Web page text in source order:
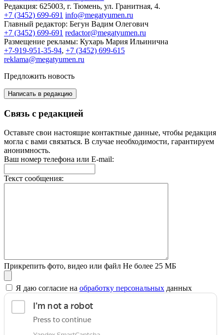
Редакция: 625003, г. Тюмень, ул. Гранитная, 4.
+7 (3452) 699-691 info@megatyumen.ru
Главный редактор: Бегун Вадим Олегович
+7 (3452) 699-691 redactor@megatyumen.ru
Размещение рекламы: Кухарь Мария Ильинична
+7-919-951-35-94, +7 (3452) 699-615
reklama@megatyumen.ru
Предложить новость
Написать в редакцию
Связь с редакцией
Оставьте свои настоящие контактные данные, чтобы редакция
могла с вами связаться. В случае необходимости, гарантируем
анонимность.
Ваш номер телефона или E-mail:
Текст сообщения:
Прикрепить фото, видео или файл Не более 25 МБ
Я даю согласие на обработку персональных данных